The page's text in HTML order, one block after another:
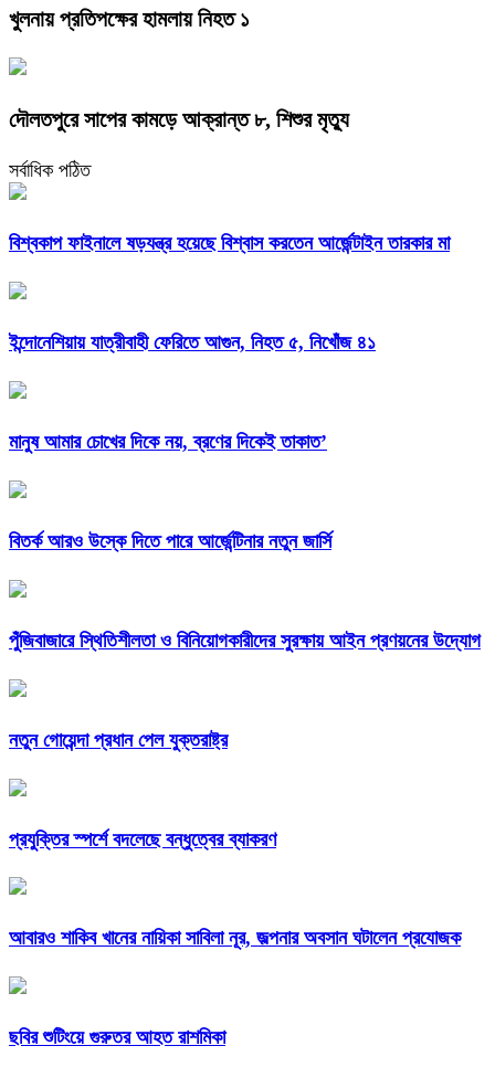
খুলনায় প্রতিপক্ষের হামলায় নিহত ১
দৌলতপুরে সাপের কামড়ে আক্রান্ত ৮, শিশুর মৃত্যু
সর্বাধিক পঠিত
বিশ্বকাপ ফাইনালে ষড়যন্ত্র হয়েছে বিশ্বাস করতেন আর্জেন্টাইন তারকার মা
ইন্দোনেশিয়ায় যাত্রীবাহী ফেরিতে আগুন, নিহত ৫, নিখোঁজ ৪১
মানুষ আমার চোখের দিকে নয়, ব্রণের দিকেই তাকাত’
বিতর্ক আরও উস্কে দিতে পারে আর্জেন্টিনার নতুন জার্সি
পুঁজিবাজারে স্থিতিশীলতা ও বিনিয়োগকারীদের সুরক্ষায় আইন প্রণয়নের উদ্যোগ
নতুন গোয়েন্দা প্রধান পেল যুক্তরাষ্ট্র
প্রযুক্তির স্পর্শে বদলেছে বন্ধুত্বের ব্যাকরণ
আবারও শাকিব খানের নায়িকা সাবিলা নূর, জল্পনার অবসান ঘটালেন প্রযোজক
ছবির শুটিংয়ে গুরুতর আহত রাশমিকা